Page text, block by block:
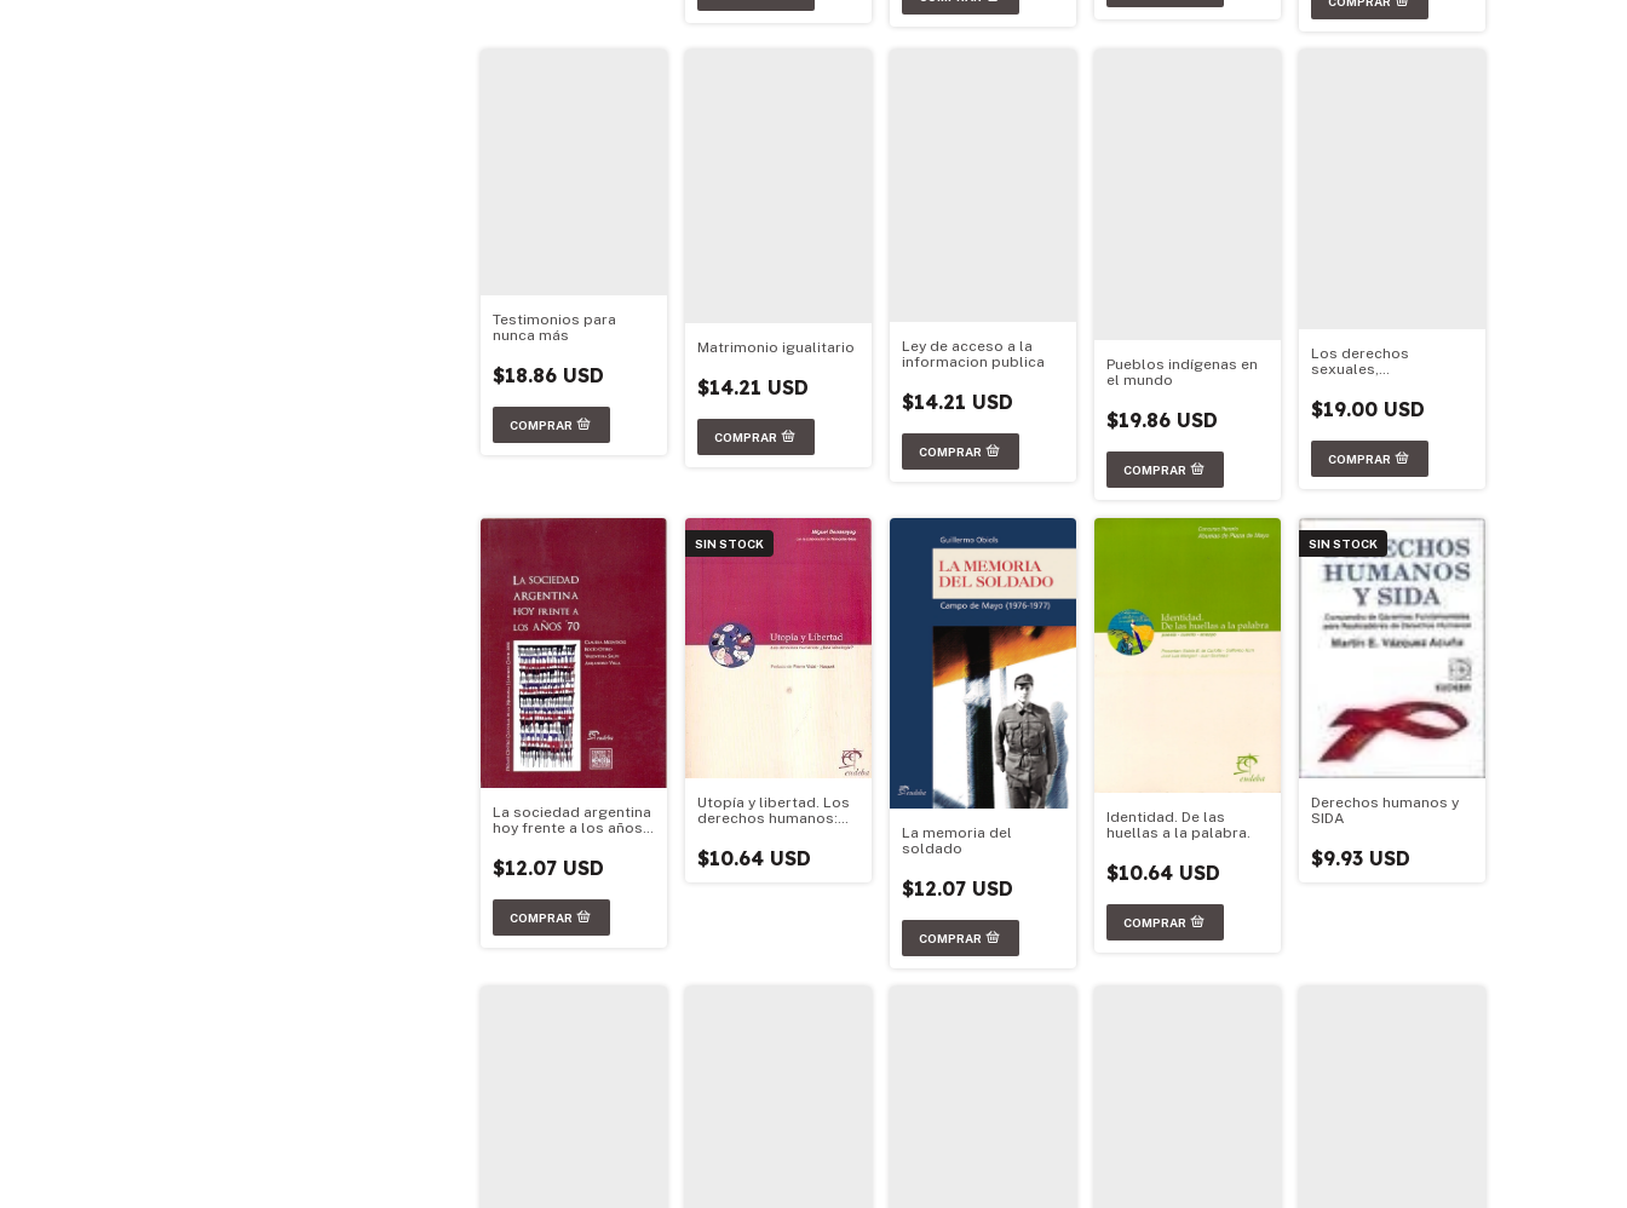
Testimonios para
nunca más
$18.86 USD
Matrimonio igualitario
$14.21 USD
Ley de acceso a la
informacion publica
$14.21 USD
Pueblos indígenas en
el mundo
$19.86 USD
Los derechos
sexuales,
reproductivos,
incluido el derecho al
$19.00 USD
La sociedad argentina
hoy frente a los años
$12.07 USD
SIN STOCK
Utopía y libertad. Los
derechos humanos:
$10.64 USD
La memoria del
soldado
$12.07 USD
Identidad. De las
huellas a la palabra.
$10.64 USD
SIN STOCK
Derechos humanos y
SIDA
$9.93 USD